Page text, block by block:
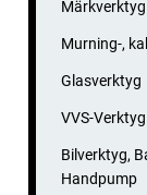
Märkverktyg
Murning-,
Glasverktyg
VVS-Verktyg
Bilverktyg,
Handpump